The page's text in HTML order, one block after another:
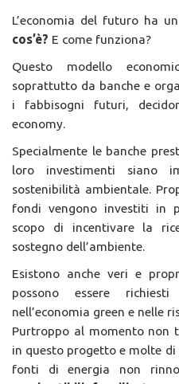
L’economia del futuro ha
cos’è? E come funziona?
Questo modello
soprattutto da banche e
i fabbisogni futuri,
economy.
Specialmente le banche
loro investimenti siano
sostenibilità ambientale.
fondi vengono investiti in
scopo di incentivare la
sostegno dell’ambiente.
Esistono anche veri e
possono essere
nell’economia green e nelle
Purtroppo al momento non
in questo progetto e molte di
fonti di energia non